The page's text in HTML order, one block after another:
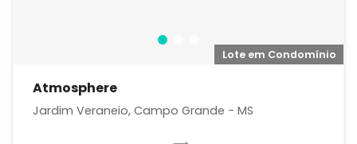
Lote em Condomínio
Atmosphere
Jardim Veraneio, Campo Grande - MS